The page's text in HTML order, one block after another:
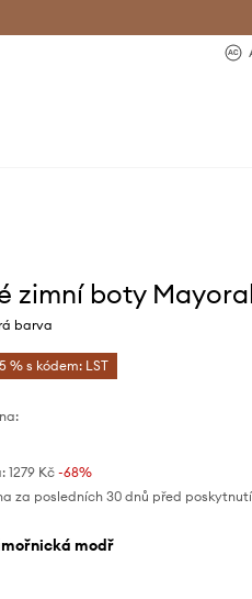
zimní boty Mayoral
barva
% s kódem: LST
1279 Kč-68%
za posledních 30 dnů před
modř